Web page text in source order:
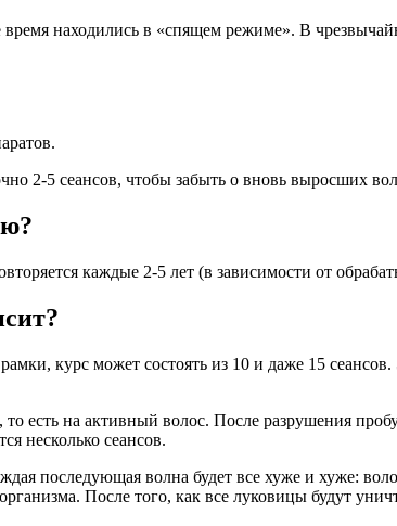
находились в «спящем режиме». В
2-5 сеансов, чтобы забыть о вновь выросших
каждые 2-5 лет (в зависимости от
курс может состоять из 10 и даже 15
то есть на активный волос. После разрушения
несколько сеансов.
последующая волна будет все хуже и хуже:
После того, как все луковицы будут